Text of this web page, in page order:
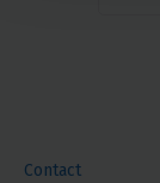
Contact